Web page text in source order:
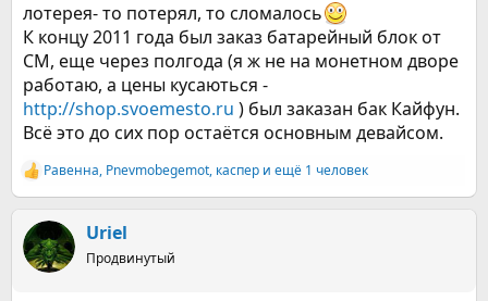
лотерея- то потерял, то сломалось
К концу 2011 года был заказ батарейный блок от
СМ, еще через полгода (я ж не на монетном дворе
работаю, а цены кусаються -
http://shop.svoemesto.ru ) был заказан бак Кайфун.
Всё это до сих пор остаётся основным девайсом.
Р
е
к
ц
и
Равенна, Pnevmobegemot, каспер и ещё 1 человек
Uriel
Продвинутый